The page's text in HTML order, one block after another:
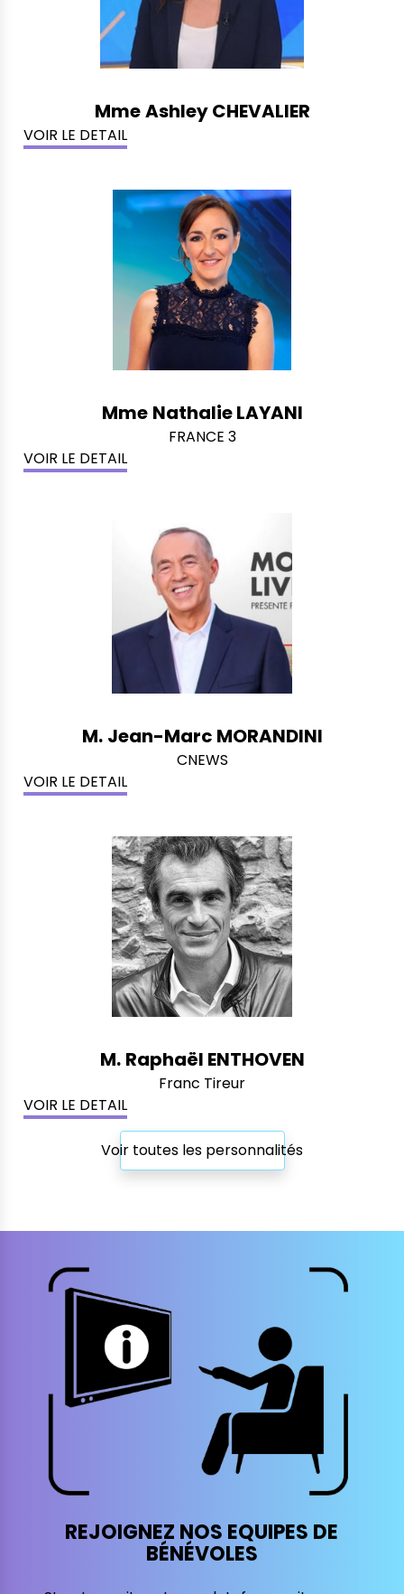
MmeAshley CHEVALIER
VOIR LE DETAIL
Mme Nathalie LAYANI
FRANCE 3
VOIR LE DETAIL
M. Jean-Marc MORANDINI
CNEWS
VOIR LE DETAIL
M. Raphaël ENTHOVEN
Franc Tireur
VOIR LE DETAIL
Voir toutes les personnalités
REJOIGNEZ NOS EQUIPES DE
BÉNÉVOLES